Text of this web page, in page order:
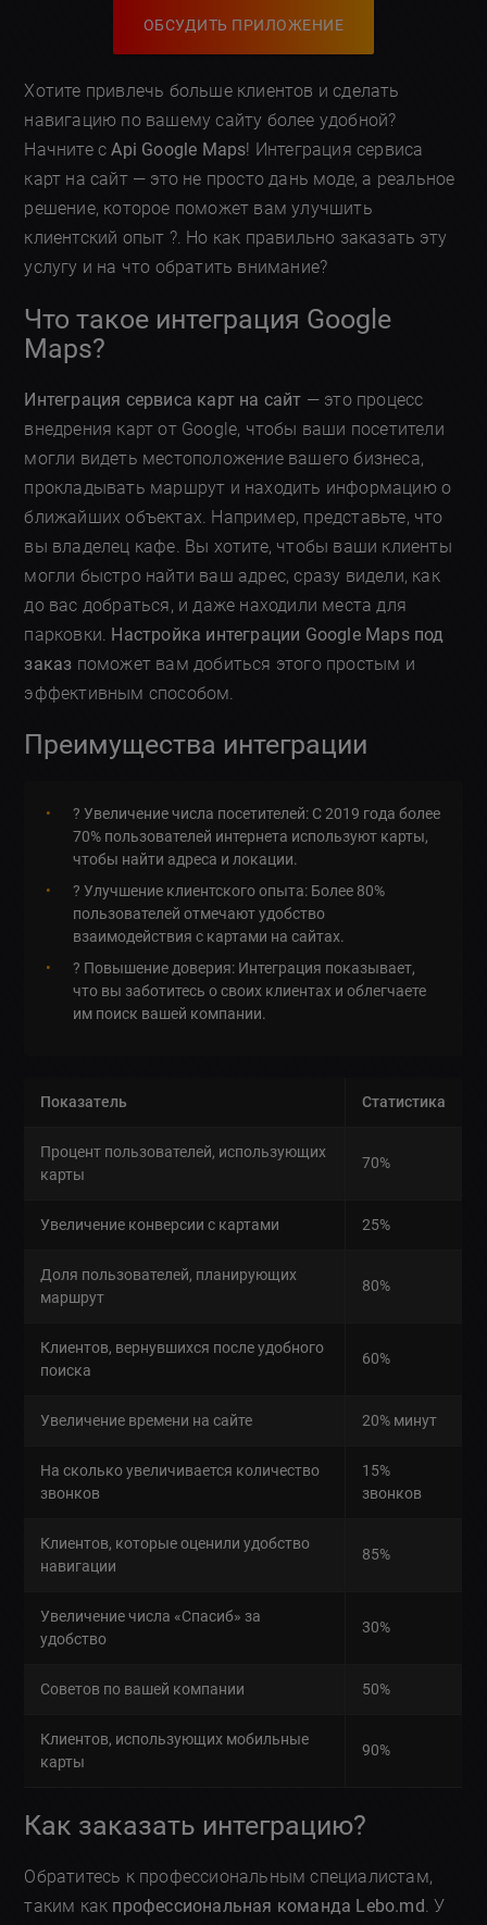
ОБСУДИТЬ ПРИЛОЖЕНИЕ
Хотите привлечь больше клиентов и сделать
навигацию по вашему сайту более удобной?
Начните сApi Google Maps! Интеграция сервиса
карт на сайт — это не просто дань моде, а реальное
решение, которое поможет вам улучшить
клиентский опыт ?. Но как правильно заказать эту
услугу и на что обратить внимание?
Что такое интеграция Google
Maps?
Интеграция сервиса карт на сайт — это процесс
внедрения карт от Google, чтобы ваши посетители
могли видеть местоположение вашего бизнеса,
прокладывать маршрут и находить информацию о
ближайших объектах. Например, представьте, что
вы владелец кафе. Вы хотите, чтобы ваши клиенты
могли быстро найти ваш адрес, сразу видели, как
до вас добраться, и даже находили места для
парковки. Настройка интеграции Google Maps под
заказ поможет вам добиться этого простым и
эффективным способом.
Преимущества интеграции
? Увеличение числа посетителей: С 2019 года более
70% пользователей интернета используют карты,
чтобы найти адреса и локации.
? Улучшение клиентского опыта: Более 80%
пользователей отмечают удобство
взаимодействия с картами на сайтах.
? Повышение доверия: Интеграция показывает,
что вы заботитесь о своих клиентах и облегчаете
им поиск вашей компании.
Показатель Статистика
Процент пользователей, использующих
карты
70%
Увеличение конверсии с картами 25%
Доля пользователей, планирующих
маршрут
80%
Клиентов, вернувшихся после удобного
поиска
60%
Увеличение времени на сайте 20% минут
На сколько увеличивается количество
звонков
15%
звонков
Клиентов, которые оценили удобство
навигации
85%
Увеличение числа «Спасиб» за
удобство
30%
Советов по вашей компании 50%
Клиентов, использующих мобильные
карты
90%
Как заказать интеграцию?
Обратитесь к профессиональным специалистам,
таким как профессиональная команда Lebo.md . У